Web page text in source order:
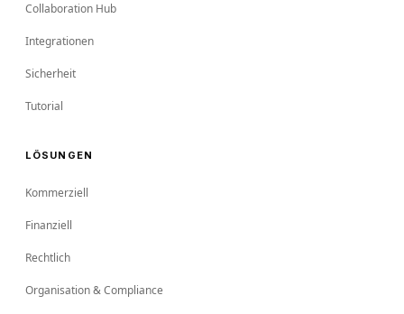
Collaboration Hub
Integrationen
Sicherheit
Tutorial
LÖSUNGEN
Kommerziell
Finanziell
Rechtlich
Organisation & Compliance